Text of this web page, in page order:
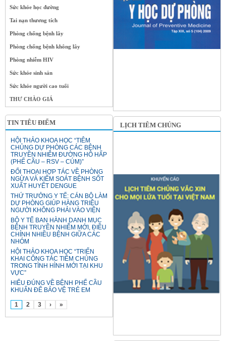
Sức khỏe học đường
Tai nạn thương tích
Phòng chống bệnh lây
Phòng chống bệnh không lây
Phòng nhiễm HIV
Sức khỏe sinh sản
Sức khỏe người cao tuổi
THƯ CHÀO GIÁ
TIN TIÊU ĐIỂM
HỘI THẢO KHOA HỌC “TIÊM
CHỦNG DỰ PHÒNG CÁC BỆNH
TRUYỀN NHIỄM ĐƯỜNG HÔ HẤP
(PHẾ CẦU – RSV – CÚM)”
ĐỐI THOẠI HỢP TÁC VỀ PHÒNG
NGỪA VÀ KIỂM SOÁT BỆNH SỐT
XUẤT HUYẾT DENGUE
THỨ TRƯỞNG Y TẾ: CÁN BỘ LÀM
DỰ PHÒNG GIÚP HÀNG TRIỆU
NGƯỜI KHÔNG PHẢI VÀO VIỆN
BỘ Y TẾ BAN HÀNH DANH MỤC
BỆNH TRUYỀN NHIỄM MỚI, ĐIỀU
CHỈNH NHIỀU BỆNH GIỮA CÁC
NHÓM
HỘI THẢO KHOA HỌC “TRIỂN
KHAI CÔNG TÁC TIÊM CHỦNG
TRONG TÌNH HÌNH MỚI TẠI KHU
VỰC”
HIỂU ĐÚNG VỀ BỆNH PHẾ CẦU
KHUẨN ĐỂ BẢO VỆ TRẺ EM
1 2 3 › »
LỊCH TIÊM CHỦNG